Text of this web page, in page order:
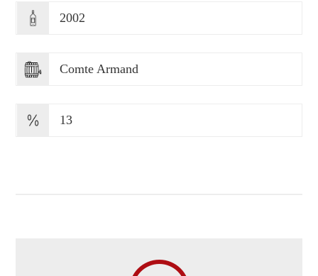
2002
Comte Armand
13